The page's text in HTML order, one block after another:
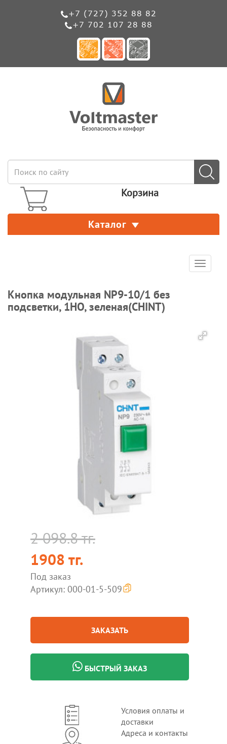
+7 (727) 352 88 82
+7 702 107 28 88
Корзина
Каталог
Toggle
Кнопка модульная NP9-10/1 без
подсветки, 1НО, зеленая(CHINT)
2 098.8 тг.
1908 тг.
Под заказ
Артикул: 000-01-5-509
ЗАКАЗАТЬ
БЫСТРЫЙ ЗАКАЗ
Условия оплаты и
доставки
Адреса и контакты